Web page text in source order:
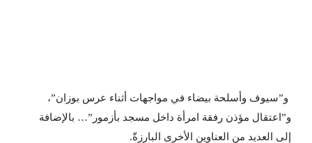
و”سيوف وأسلحة بيضاء في مواجهات أثناء عرس بوزان”،
و”اعتقال مؤذن رفقة امرأة داخل مسجد بأزمور”… بالإضافة
إلى العديد من العناوين الأخرى البارزةّ.